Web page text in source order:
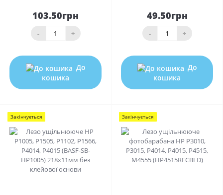
103.50грн
- +
До
кошика
49.50грн
- +
До
кошика
Закінчується Закінчується